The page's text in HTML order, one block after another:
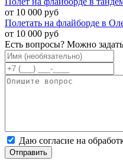
от 10 000 руб
Полетать на флайборде в
от 10 000 руб
Есть вопросы? Можно
Даю согласие на
Отправить